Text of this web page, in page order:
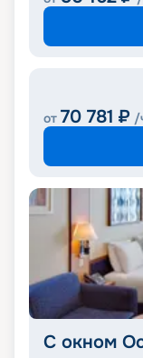
от 70 781 ₽ /
С окном